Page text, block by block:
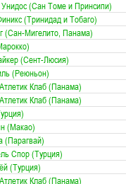
(Сан Томе и Принсипи)
(Тринидад и Тобаго)
(Сан-Мигелито, Панама)
(Сент-Люсия)
(Реюньон)
Клаб (Панама)
Клаб (Панама)
(Макао)
(Парагвай)
Спор (Турция)
(Турция)
Клаб (Панама)